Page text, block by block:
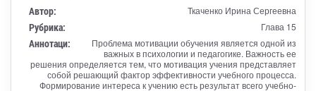
Автор: Ткаченко Ирина Сергеевна
Рубрика: Глава 15
Аннотаци:
Проблема мотивации обучения является одной из
важных в психологии и педагогике. Важность ее
решения определяется тем, что мотивация учения представляет
собой решающий фактор эффективности учебного процесса.
Формирование интереса к учению есть результат всего учебно-